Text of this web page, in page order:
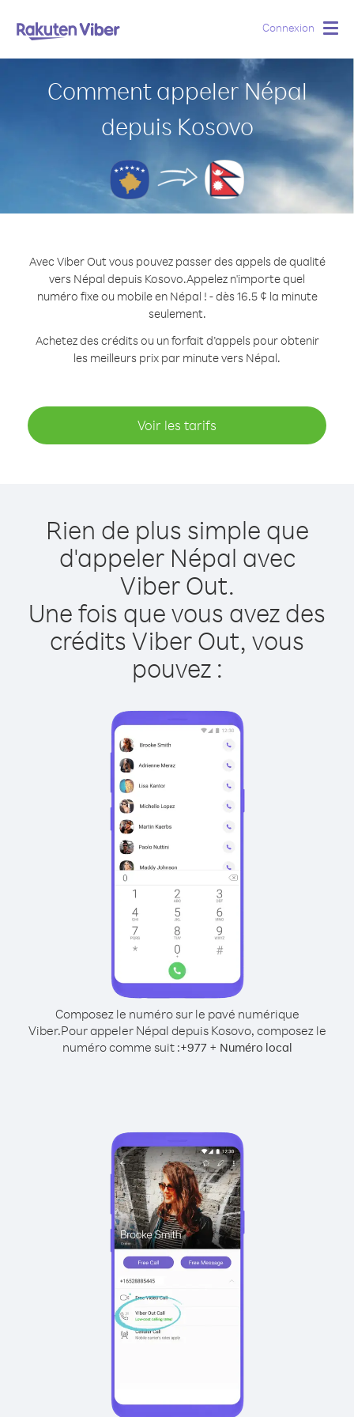
Connexion
Comment appeler Népal
depuis Kosovo
Avec Viber Out vous pouvez passer des appels de qualité
vers Népal depuis Kosovo.Appelez n'importe quel
numéro fixe ou mobile en Népal ! - dès 16.5 ¢ la minute
seulement.
Achetez des crédits ou un forfait d’appels pour obtenir
les meilleurs prix par minute vers Népal.
Voir les tarifs
Rien de plus simple que
d'appeler Népal avec
Viber Out.
Une fois que vous avez des
crédits Viber Out, vous
pouvez :
Composez le numéro sur le pavé numérique
Viber.Pour appeler Népal depuis Kosovo, composez le
numéro comme suit :+977+ Numéro local